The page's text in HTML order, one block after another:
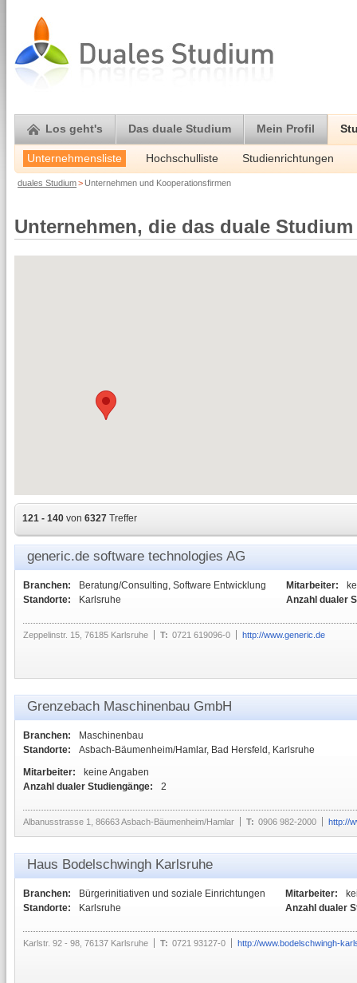
Los geht's Das duale Studium Mein Profil
Unternehmensliste Hochschulliste Studienrichtungen
duales Studium> Unternehmen und Kooperationsfirmen
Unternehmen, die das duale
121 - 140 von 6327 Treffer
generic.de software technologies AG
Branchen:
Beratung/Consulting, Software Entwicklung
Standorte:
Karlsruhe
Mitarbeiter:
Anzahl dualer
Zeppelinstr. 15, 76185 Karlsruhe T: 0721 619096-0 http://www.generic.de
Grenzebach Maschinenbau GmbH
Branchen:
Maschinenbau
Standorte:
Asbach-Bäumenheim/Hamlar, Bad Hersfeld, Karlsruhe
Mitarbeiter:
keine Angaben
Anzahl dualer Studiengänge:
2
Albanusstrasse 1, 86663 Asbach-Bäumenheim/Hamlar T: 0906 982-2000 http://
Haus Bodelschwingh Karlsruhe
Branchen:
Bürgerinitiativen und soziale Einrichtungen
Standorte:
Karlsruhe
Mitarbeiter:
Anzahl dualer
Karlstr. 92 - 98, 76137 Karlsruhe T: 0721 93127-0 http://www.bodelschwingh-